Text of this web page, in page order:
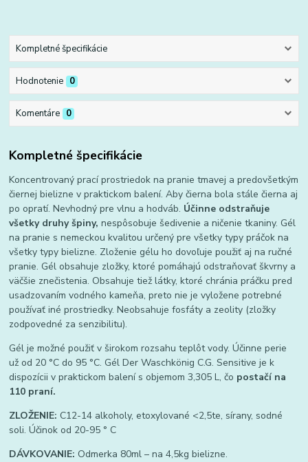
Kompletné špecifikácie
Hodnotenie 0
Komentáre 0
Kompletné špecifikácie
Koncentrovaný prací prostriedok na pranie tmavej a predovšetkým
čiernej bielizne v praktickom balení. Aby čierna bola stále čierna aj
po opratí. Nevhodný pre vlnu a hodváb. Účinne odstraňuje
všetky druhy špiny,nespôsobuje šedivenie a ničenie tkaniny. Gél
na pranie s nemeckou kvalitou určený pre všetky typy práčok na
všetky typy bielizne. Zloženie gélu ho dovoľuje použiť aj na ručné
pranie. Gél obsahuje zložky, ktoré pomáhajú odstraňovať škvrny a
väčšie znečistenia. Obsahuje tiež látky, ktoré chránia práčku pred
usadzovaním vodného kameňa, preto nie je vyložene potrebné
používať iné prostriedky. Neobsahuje fosfáty a zeolity (zložky
zodpovedné za senzibilitu).
Gél je možné použiť v širokom rozsahu teplôt vody. Účinne perie
už od 20 °C do 95 °C. Gél Der Waschkönig C.G. Sensitive je k
dispozícii v praktickom balení s objemom 3,305 L, čo postačí na
110 praní.
ZLOŽENIE: C12-14 alkoholy, etoxylované <2,5te, sírany, sodné
soli. Účinok od 20-95 ° C
DÁVKOVANIE: Odmerka 80ml – na 4,5kg bielizne.